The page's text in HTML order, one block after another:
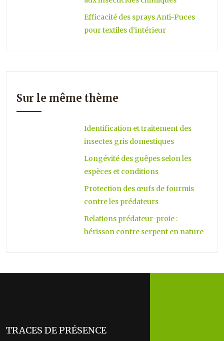
Efficacité des sprays Anti-Puces
pour textiles d’intérieur
Sur le même thème
Identification et traitement des
insectes gris domestiques
Longévité des guêpes selon les
espèces et conditions
Protection des œufs de fourmis
contre les prédateurs
Relations prédateur-proie :
hérisson contre serpent en nature
TRACES DE PRÉSENCE